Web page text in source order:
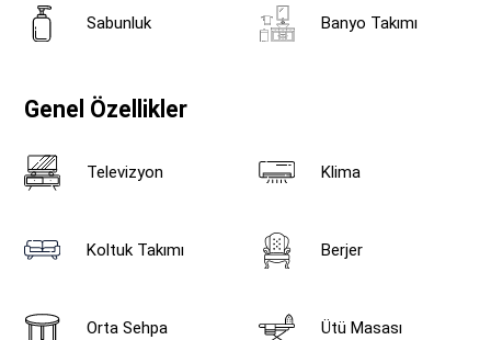
Sabunluk Banyo Takımı
Genel Özellikler
Televizyon Klima
Koltuk Takımı Berjer
Orta Sehpa Ütü Masası